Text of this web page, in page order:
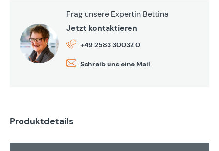
Frag unsere Expertin Bettina
Jetzt kontaktieren
+49 2583 30032 0
Schreib uns eine Mail
Produktdetails